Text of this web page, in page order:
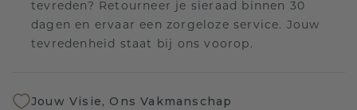
tevreden? Retourneer je sieraad binnen 30
dagen en ervaar een zorgeloze service. Jouw
tevredenheid staat bij ons voorop.
Jouw Visie, Ons Vakmanschap